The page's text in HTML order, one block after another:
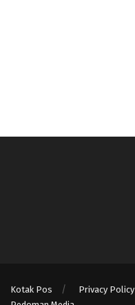
Kotak Pos Privacy Policy